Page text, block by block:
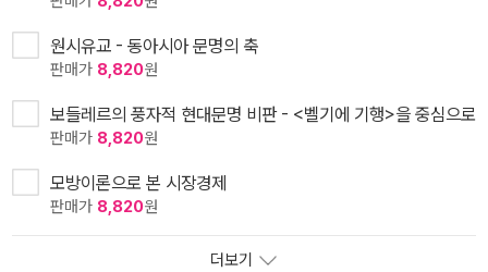
원시유교 - 동아시아 문명의 축
판매가 8,820원
보들레르의 풍자적 현대문명 비판 - <벨기에 기행>을 중심으로
판매가 8,820원
모방이론으로 본 시장경제
판매가 8,820원
더보기